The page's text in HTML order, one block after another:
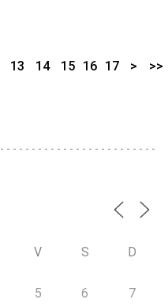
13 14 15 16 17 > >>
V S D
5 6 7